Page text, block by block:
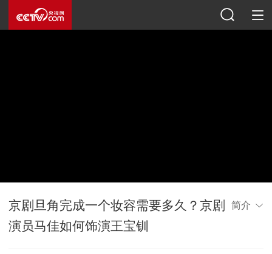
京剧旦角完成一个妆容需要多久？京剧
演员马佳如何饰演王宝钏
简介